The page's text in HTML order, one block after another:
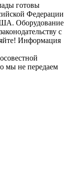
готовы
Федерации
Оборудование
с
Информация
мы не передаем